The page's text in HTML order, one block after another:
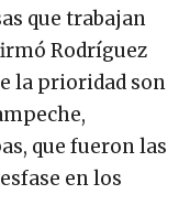
que trabajan
Rodríguez
la prioridad son
que fueron las
en los